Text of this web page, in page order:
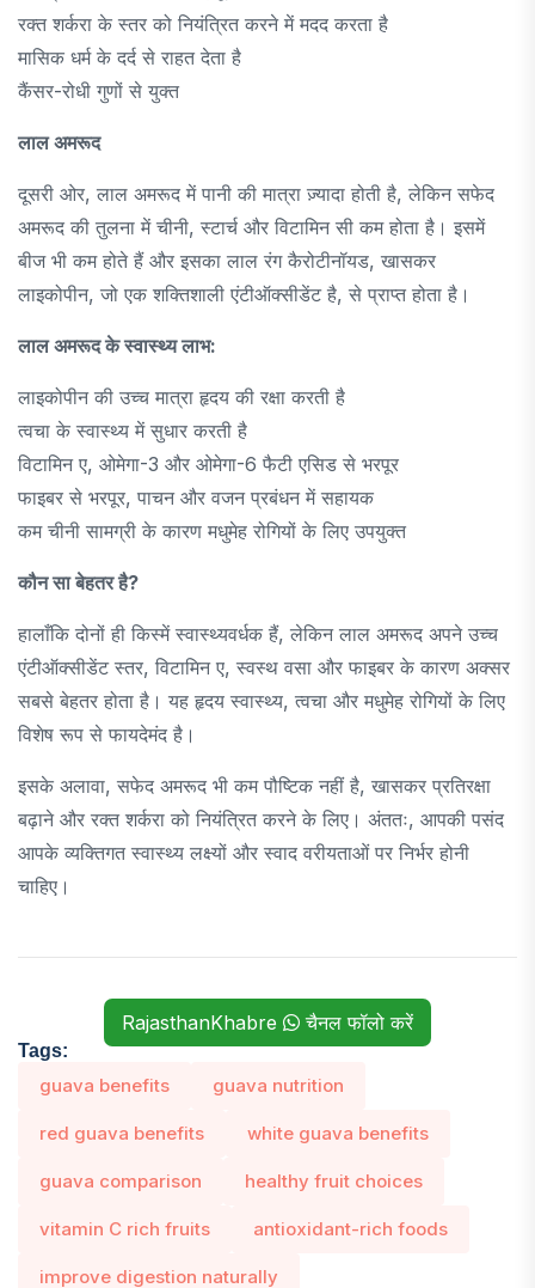
रक्त शर्करा के स्तर को नियंत्रित करने में मदद करता है
मासिक धर्म के दर्द से राहत देता है
कैंसर-रोधी गुणों से युक्त
लाल अमरूद
दूसरी ओर, लाल अमरूद में पानी की मात्रा ज़्यादा होती है, लेकिन सफेद
अमरूद की तुलना में चीनी, स्टार्च और विटामिन सी कम होता है। इसमें
बीज भी कम होते हैं और इसका लाल रंग कैरोटीनॉयड, खासकर
लाइकोपीन, जो एक शक्तिशाली एंटीऑक्सीडेंट है, से प्राप्त होता है।
लाल अमरूद के स्वास्थ्य लाभ:
लाइकोपीन की उच्च मात्रा हृदय की रक्षा करती है
त्वचा के स्वास्थ्य में सुधार करती है
विटामिन ए, ओमेगा-3 और ओमेगा-6 फैटी एसिड से भरपूर
फाइबर से भरपूर, पाचन और वजन प्रबंधन में सहायक
कम चीनी सामग्री के कारण मधुमेह रोगियों के लिए उपयुक्त
कौन सा बेहतर है?
हालाँकि दोनों ही किस्में स्वास्थ्यवर्धक हैं, लेकिन लाल अमरूद अपने उच्च
एंटीऑक्सीडेंट स्तर, विटामिन ए, स्वस्थ वसा और फाइबर के कारण अक्सर
सबसे बेहतर होता है। यह हृदय स्वास्थ्य, त्वचा और मधुमेह रोगियों के लिए
विशेष रूप से फायदेमंद है।
इसके अलावा, सफेद अमरूद भी कम पौष्टिक नहीं है, खासकर प्रतिरक्षा
बढ़ाने और रक्त शर्करा को नियंत्रित करने के लिए। अंततः, आपकी पसंद
आपके व्यक्तिगत स्वास्थ्य लक्ष्यों और स्वाद वरीयताओं पर निर्भर होनी
चाहिए।
RajasthanKhabre चैनल फॉलो करें
Tags:
guava benefits guava nutrition
red guava benefits white guava benefits
guava comparison healthy fruit choices
vitamin C rich fruits antioxidant-rich foods
improve digestion naturally